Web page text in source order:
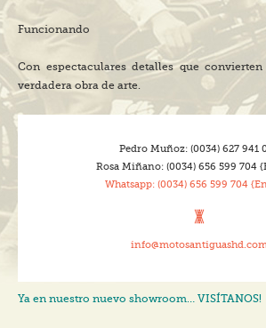
Funcionando
Con espectaculares detalles que
verdadera obra de arte.
Pedro Muñoz: (0034) 627 941
Rosa Miñano: (0034) 656 599 704
Whatsapp: (0034) 656 599 704
Ya en nuestro nuevo showroom… VISÍTANOS!